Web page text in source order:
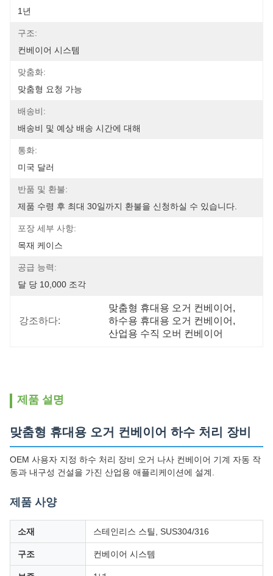
1년
구조:
컨베이어 시스템
맞춤화:
맞춤형 요청 가능
배송비:
배송비 및 예상 배송 시간에 대해
통화:
미국 달러
반품 및 환불:
제품 수령 후 최대 30일까지 환불을 신청하실 수 있습니다.
포장 세부 사항:
목재 케이스
공급 능력:
달 당 10,000 조각
강조하다:
맞춤형 휴대용 오거 컨베이어 ,
하수용 휴대용 오거 컨베이어 ,
산업용 수직 오버 컨베이어
제품 설명
맞춤형 휴대용 오거 컨베이어 하수 처리 장비
OEM 사용자 지정 하수 처리 장비 오거 나사 컨베이어 기계 자동 작
동과 내구성 건설을 가진 산업용 애플리케이션에 설계.
제품 사양
소재 스테인리스 스틸, SUS304/316
구조 컨베이어 시스템